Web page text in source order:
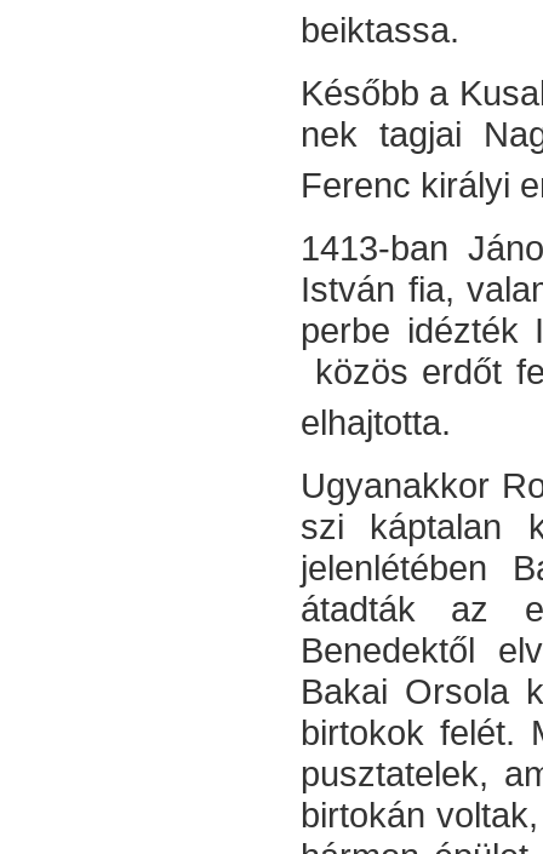
beiktassa.
Később a
nek tagjai
Fe­renc királyi
1413-ban
István fia,
perbe idézték
közös erdőt
el­hajtotta.
Ugyanakkor
szi káptalan
jelenlété­ben
átadták az
Benedektől
Bakai Orsola
birtokok felét.
pusztatelek,
birtokán